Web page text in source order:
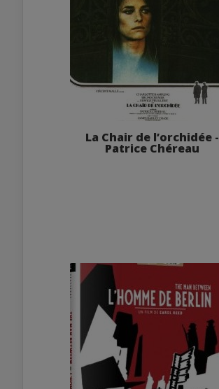
La Chair de l’orchidée -
Patrice Chéreau